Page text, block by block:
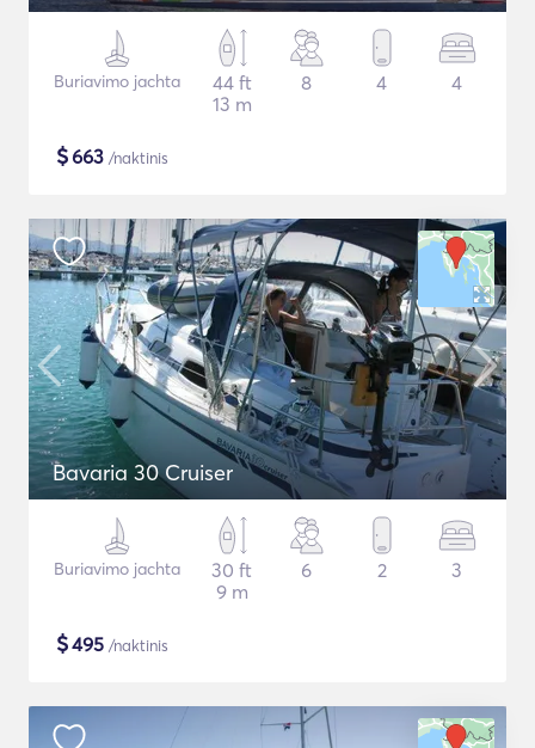
Buriavimo jachta
44 ft
13 m
8 4 4
$663 /naktinis
Bavaria 30 Cruiser
Buriavimo jachta
30 ft
9 m
6 2 3
$495 /naktinis